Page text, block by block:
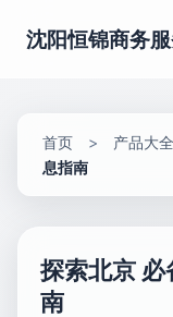
沈阳恒锦商务
首页 > 产品大全
息指南
探索北京
南